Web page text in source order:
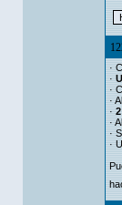
·
·
·
·
·
·
·
·